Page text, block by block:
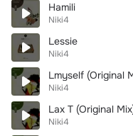
Hamili
Niki4
Lessie
Niki4
Lmyself (Original
Niki4
Lax T (Original
Niki4